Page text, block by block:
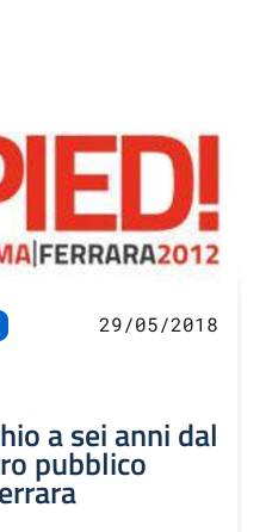
29/05/2018
a sei anni dal
pubblico